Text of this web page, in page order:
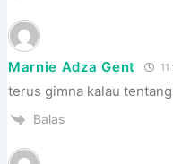
Marnie Adza Gent
terus gimna kalau
Balas